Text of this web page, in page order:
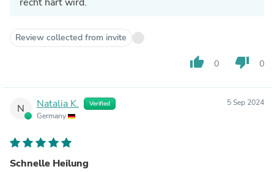
Review collected from invite
thumb_up 0 thumb_down 0
N Natalia K. Verified
Germany
5 Sep 2024
Schnelle Heilung